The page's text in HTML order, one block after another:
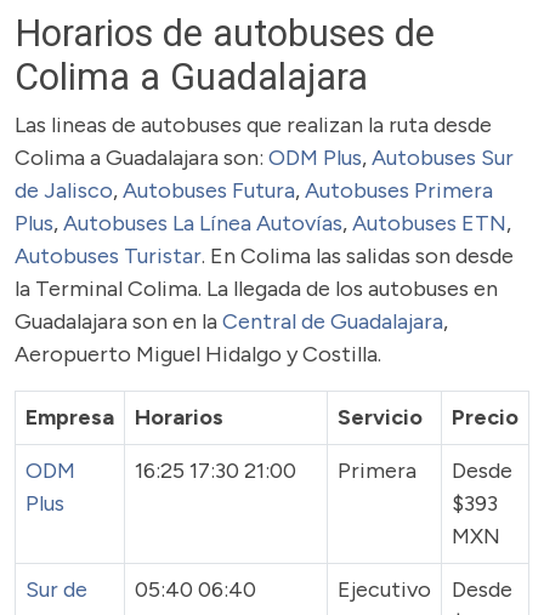
Horarios de autobuses de
Colima a Guadalajara
Las lineas de autobuses que realizan la ruta desde
Colima a Guadalajara son: ODM Plus,Autobuses Sur
de Jalisco,Autobuses Futura,Autobuses Primera
Plus,Autobuses La Línea Autovías,Autobuses ETN,
Autobuses Turistar. En Colima las salidas son desde
la Terminal Colima. La llegada de los autobuses en
Guadalajara son en laCentral de Guadalajara,
Aeropuerto Miguel Hidalgo y Costilla.
Empresa Horarios Servicio
Precio
ODM
Plus
16:25 17:30 21:00 Primera
Desde
$393
MXN
Sur de
05:40 06:40
Ejecutivo
Desde